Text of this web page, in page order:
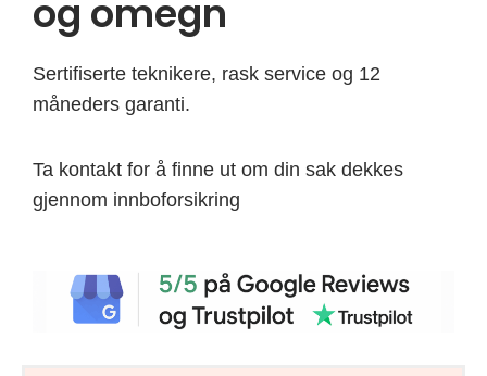
og omegn
Sertifiserte teknikere, rask service og 12
måneders garanti.
Ta kontakt for å finne ut om din sak dekkes
gjennom innboforsikring